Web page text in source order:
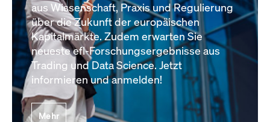
aus Wissenschaft, Praxis und Regulierung
über die Zukunft der europäischen
Kapitalmärkte. Zudem erwarten Sie
neueste efl-Forschungsergebnisse aus
Trading und Data Science. Jetzt
informieren und anmelden!
Mehr